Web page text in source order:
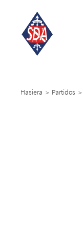
Hasiera > Partidos >